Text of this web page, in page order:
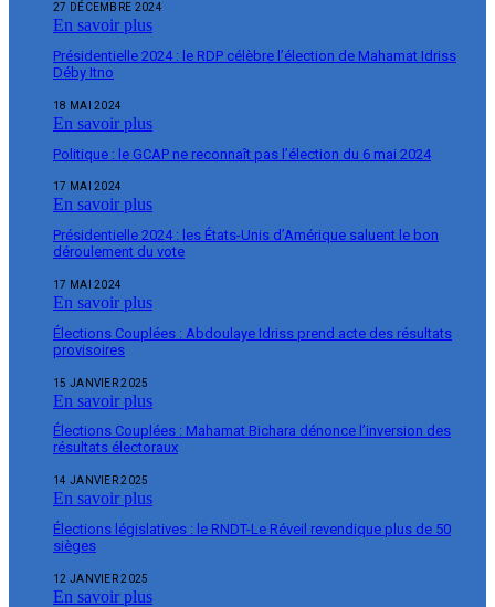
27 DÉCEMBRE 2024
En savoir plus
Présidentielle 2024 : le RDP célèbre l’élection de Mahamat Idriss
Déby Itno
18 MAI 2024
En savoir plus
Politique : le GCAP ne reconnaît pas l’élection du 6 mai 2024
17 MAI 2024
En savoir plus
Présidentielle 2024 : les États-Unis d’Amérique saluent le bon
déroulement du vote
17 MAI 2024
En savoir plus
Élections Couplées : Abdoulaye Idriss prend acte des résultats
provisoires
15 JANVIER 2025
En savoir plus
Élections Couplées : Mahamat Bichara dénonce l’inversion des
résultats électoraux
14 JANVIER 2025
En savoir plus
Élections législatives : le RNDT-Le Réveil revendique plus de 50
sièges
12 JANVIER 2025
En savoir plus